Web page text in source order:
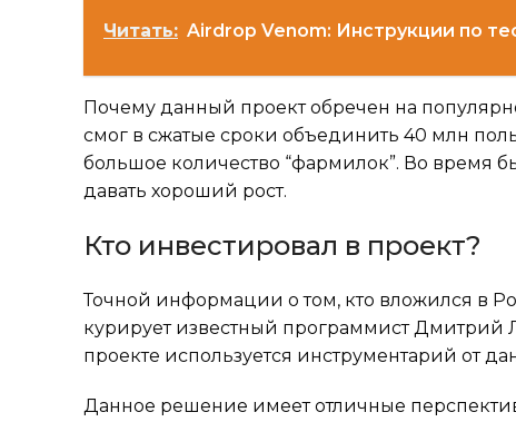
Читать: Airdrop Venom: Инструкции по
Почему данный проект обречен на
смог в сжатые сроки объединить 40 млн
большое количество “фармилок”. Во время
давать хороший рост.
Кто инвестировал в проект?
Точной информации о том, кто вложился в
курирует известный программист Дмитрий
проекте используется инструментарий от
Данное решение имеет отличные